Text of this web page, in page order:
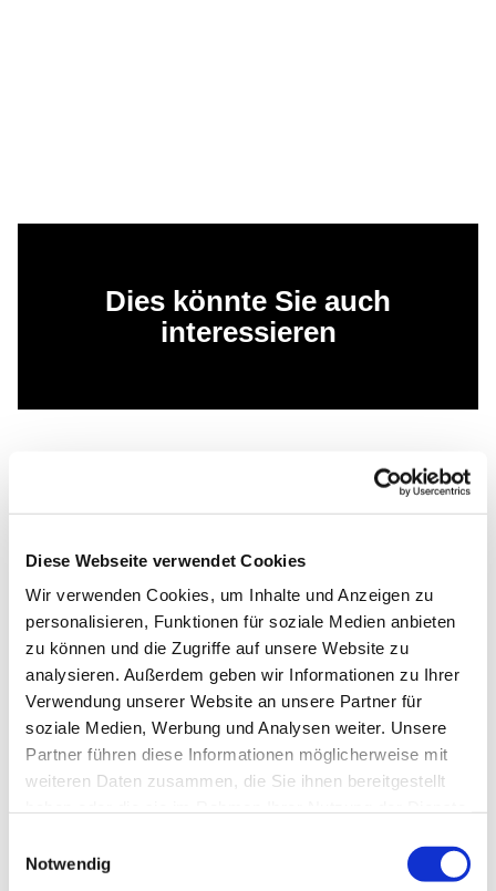
Diese Webseite verwendet Cookies
Wir verwenden Cookies, um Inhalte und Anzeigen zu
personalisieren, Funktionen für soziale Medien anbieten
zu können und die Zugriffe auf unsere Website zu
analysieren. Außerdem geben wir Informationen zu Ihrer
Verwendung unserer Website an unsere Partner für
soziale Medien, Werbung und Analysen weiter. Unsere
Partner führen diese Informationen möglicherweise mit
weiteren Daten zusammen, die Sie ihnen bereitgestellt
Notwendig
Dies könnte Sie auch
interessieren